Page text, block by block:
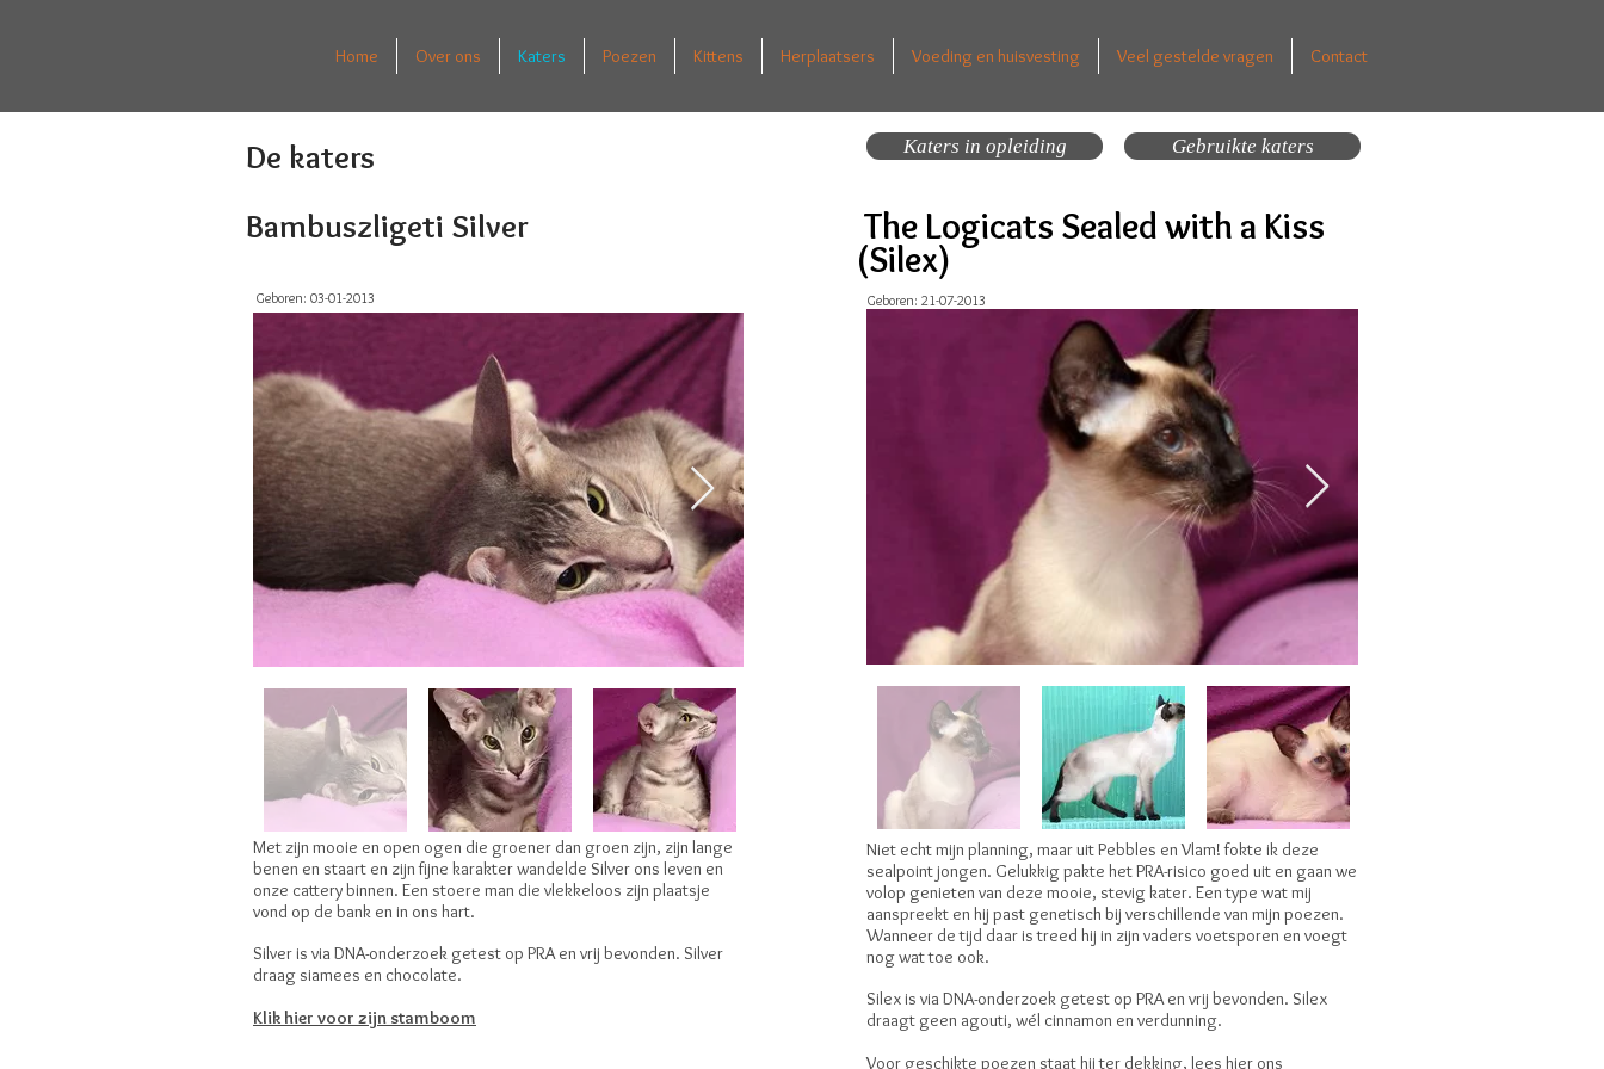
Home Over ons Katers Poezen Kittens Herplaatsers Voeding en huisvesting Veel gestelde vragen Contact
De katers
Bambuszligeti Silver
Geboren: 03-01-2013
Met zijn mooie en open ogen die groener dan groen zijn, zijn lange
benen en staart en zijn fijne karakter wandelde Silver ons leven en
onze cattery binnen. Een stoere man die vlekkeloos zijn plaatsje
vond op de bank en in ons hart.
Silver is via DNA-onderzoek getest op PRA en vrij bevonden. Silver
draag siamees en chocolate.
Klik hier voor zijn stamboom
Katers in opleiding Gebruikte katers
The Logicats Sealed with a Kiss
(Silex)
Geboren: 21-07-2013
Niet echt mijn planning, maar uit Pebbles en Vlam! fokte ik deze
sealpoint jongen. Gelukkig pakte het PRA-risico goed uit en gaan we
volop genieten van deze mooie, stevig kater. Een type wat mij
aanspreekt en hij past genetisch bij verschillende van mijn poezen.
Wanneer de tijd daar is treed hij in zijn vaders voetsporen en voegt
nog wat toe ook.
Silex is via DNA-onderzoek getest op PRA en vrij bevonden. Silex
draagt geen agouti, wél cinnamon en verdunning.
Voor geschikte poezen staat hij ter dekking, lees hier ons